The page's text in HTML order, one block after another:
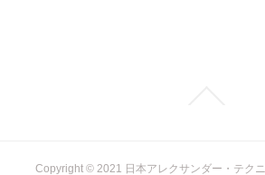
Copyright © 2021 日本アレクサンダー・テク